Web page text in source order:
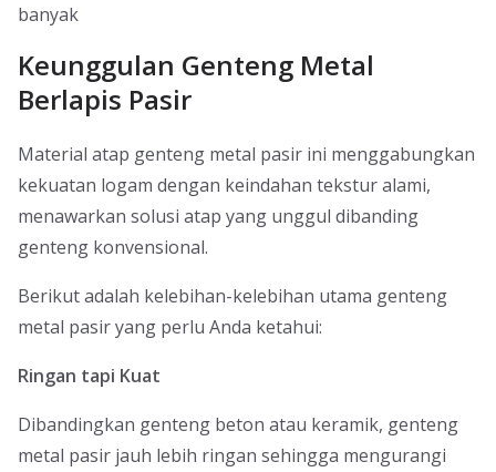
banyak
Keunggulan Genteng Metal
Berlapis Pasir
Material atap genteng metal pasir ini menggabungkan
kekuatan logam dengan keindahan tekstur alami,
menawarkan solusi atap yang unggul dibanding
genteng konvensional.
Berikut adalah kelebihan-kelebihan utama genteng
metal pasir yang perlu Anda ketahui:
Ringan tapi Kuat
Dibandingkan genteng beton atau keramik, genteng
metal pasir jauh lebih ringan sehingga mengurangi